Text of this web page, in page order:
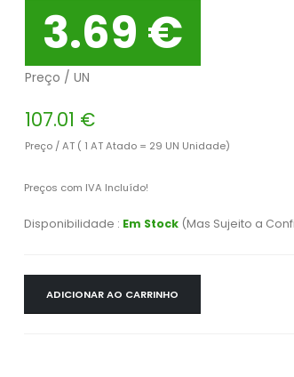
3.69 €
Preço / UN
107.01 €
Preço / AT ( 1 AT Atado = 29 UN Unidade)
Preços com IVA Incluído!
Disponibilidade : Em Stock (Mas Sujeito a
ADICIONAR AO CARRINHO